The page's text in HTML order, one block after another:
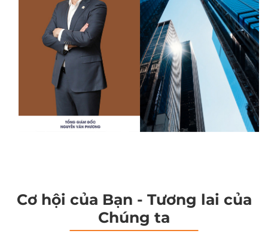
Cơ hội của Bạn - Tương lai của
Chúng ta